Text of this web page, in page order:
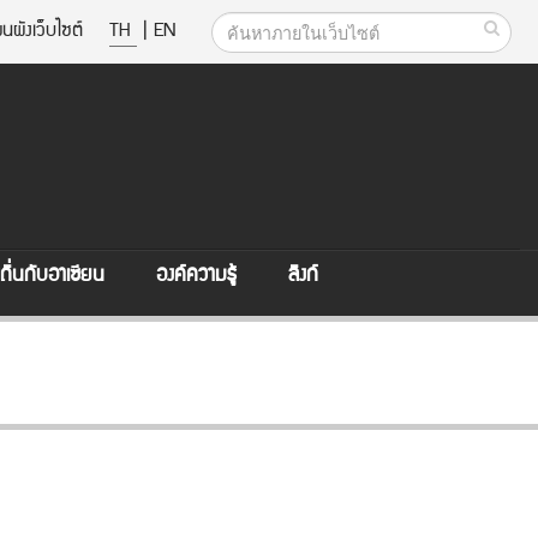
ผังเว็บไซต์ TH | EN
นกับอาเซียน องค์ความรู้ ลิงก์